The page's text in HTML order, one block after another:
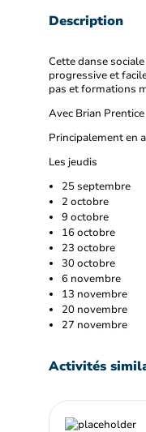
Description
Cette danse
progressive et
pas et formations
Avec Brian Prentice
Principalement en
Les jeudis
25 septembre
2 octobre
9 octobre
16 octobre
23 octobre
30 octobre
6 novembre
13 novembre
20 novembre
27 novembre
Activités